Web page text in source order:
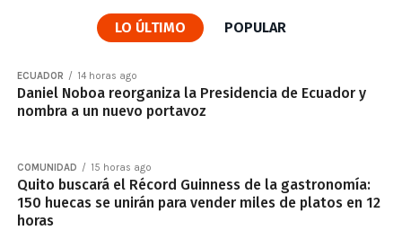
LO ÚLTIMO POPULAR
ECUADOR 14 horas ago
Daniel Noboa reorganiza la Presidencia de Ecuador y
nombra a un nuevo portavoz
COMUNIDAD 15 horas ago
Quito buscará el Récord Guinness de la gastronomía:
150 huecas se unirán para vender miles de platos en 12
horas